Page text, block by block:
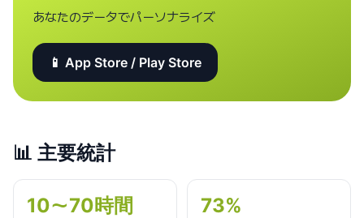
あなたのデータでパーソナライズ
📱 App Store / Play Store
📊 主要統計
10〜70時間
73%